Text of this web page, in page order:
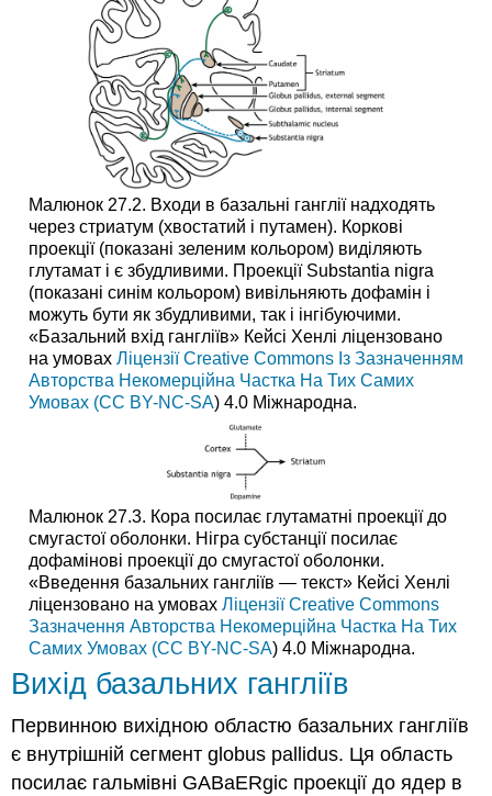
Малюнок 27.2. Входи в базальні ганглії надходять
через стриатум (хвостатий і путамен). Коркові
проекції (показані зеленим кольором) виділяють
глутамат і є збудливими. Проекції Substantia nigra
(показані синім кольором) вивільняють дофамін і
можуть бути як збудливими, так і інгібуючими.
«Базальний вхід гангліїв» Кейсі Хенлі ліцензовано
на умовах Ліцензії Creative Commons Із Зазначенням
Авторства Некомерційна Частка На Тих Самих
Умовах (CC BY-NC-SA) 4.0 Міжнародна.
Малюнок 27.3. Кора посилає глутаматні проекції до
смугастої оболонки. Нігра субстанції посилає
дофамінові проекції до смугастої оболонки.
«Введення базальних гангліїв — текст» Кейсі Хенлі
ліцензовано на умовах Ліцензії Creative Commons
Зазначення Авторства Некомерційна Частка На Тих
Самих Умовах (CC BY-NC-SA) 4.0 Міжнародна.
Вихід базальних гангліїв
Первинною вихідною областю базальних гангліїв
є внутрішній сегмент globus pallidus. Ця область
посилає гальмівні GABaERgic проекції до ядер в